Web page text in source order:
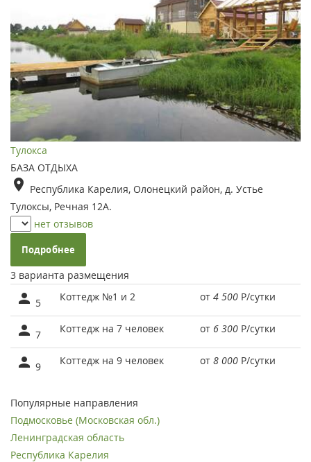
Тулокса
БАЗА ОТДЫХА
Республика Карелия, Олонецкий район, д. Устье
Тулоксы, Речная 12А.
нет отзывов
Подробнее
3 варианта размещения
5 Коттедж №1 и 2 от 4 500 Р/сутки
7 Коттедж на 7 человек от 6 300 Р/сутки
9 Коттедж на 9 человек от 8 000 Р/сутки
Популярные направления
Подмосковье (Московская обл.)
Ленинградская область
Республика Карелия